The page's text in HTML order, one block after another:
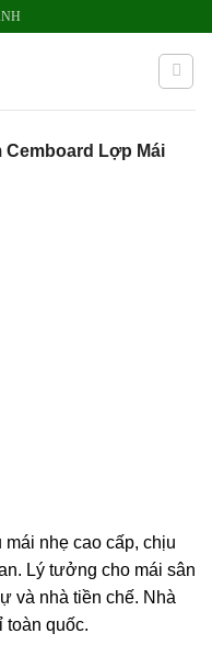
Cemboard Lợp Mái
nhẹ cao cấp, chịu
Lý tưởng cho mái sân
và nhà tiền chế. Nhà
toàn quốc.